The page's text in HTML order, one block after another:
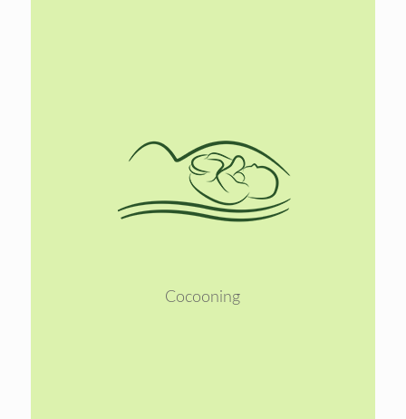
Lees
meer
Cocooning